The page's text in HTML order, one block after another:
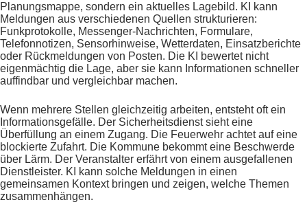
Planungsmappe, sondern ein aktuelles Lagebild. KI kann
Meldungen aus verschiedenen Quellen strukturieren:
Funkprotokolle, Messenger-Nachrichten, Formulare,
Telefonnotizen, Sensorhinweise, Wetterdaten, Einsatzberichte
oder Rückmeldungen von Posten. Die KI bewertet nicht
eigenmächtig die Lage, aber sie kann Informationen schneller
auffindbar und vergleichbar machen.
Wenn mehrere Stellen gleichzeitig arbeiten, entsteht oft ein
Informationsgefälle. Der Sicherheitsdienst sieht eine
Überfüllung an einem Zugang. Die Feuerwehr achtet auf eine
blockierte Zufahrt. Die Kommune bekommt eine Beschwerde
über Lärm. Der Veranstalter erfährt von einem ausgefallenen
Dienstleister. KI kann solche Meldungen in einen
gemeinsamen Kontext bringen und zeigen, welche Themen
zusammenhängen.